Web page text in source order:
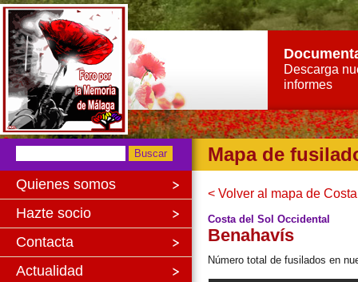
Descarga
informes
Quienes somos
Hazte socio
Contacta
Actualidad
Mapa de
< Volver al mapa de
Costa del Sol Occidental
Benahavís
Número total de fusilados en